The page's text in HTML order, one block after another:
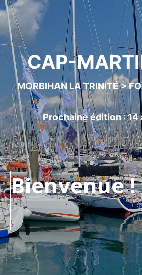
CAP-
MORBIHAN LA TRINITÉ >
Prochaine édition :
Bienvenue !